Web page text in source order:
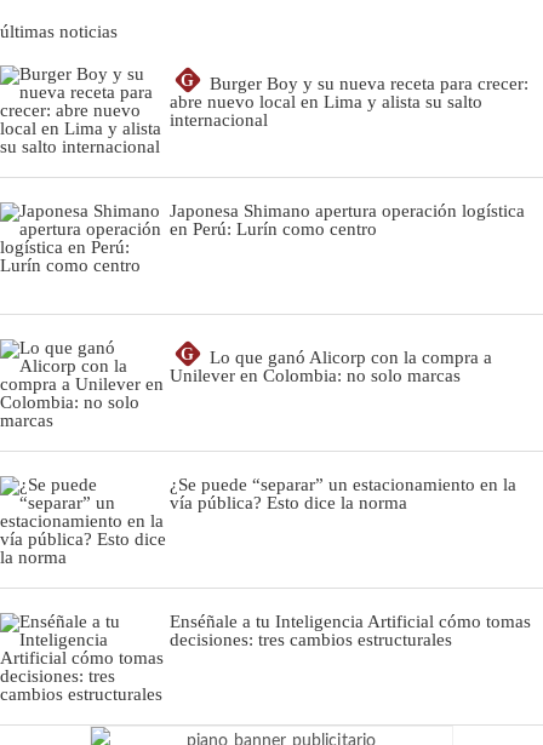
últimas noticias
G
Burger Boy y su nueva receta para crecer:
abre nuevo local en Lima y alista su salto
internacional
Japonesa Shimano apertura operación logística
en Perú: Lurín como centro
G
Lo que ganó Alicorp con la compra a
Unilever en Colombia: no solo marcas
¿Se puede “separar” un estacionamiento en la
vía pública? Esto dice la norma
Enséñale a tu Inteligencia Artificial cómo tomas
decisiones: tres cambios estructurales